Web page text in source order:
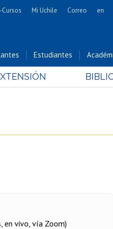
Cs. Forestales
Cs.
Cursos Mi Uchile Correo en
Estudiantes
en vivo, vía Zoom)